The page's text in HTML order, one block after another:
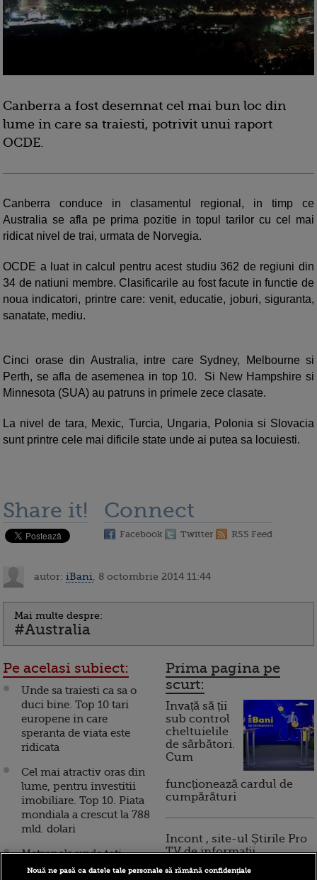
Canberra a fost desemnat cel mai bun loc din
lume in care sa traiesti, potrivit unui raport
OCDE.
Canberra conduce in clasamentul regional, in timp ce
Australia se afla pe prima pozitie in topul tarilor cu cel mai
ridicat nivel de trai, urmata de Norvegia.
OCDE a luat in calcul pentru acest studiu 362 de regiuni din
34 de natiuni membre. Clasificarile au fost facute in functie de
noua indicatori, printre care: venit, educatie, joburi, siguranta,
sanatate, mediu.
Cinci orase din Australia, intre care Sydney, Melbourne si
Perth, se afla de asemenea in top 10. Si New Hampshire si
Minnesota (SUA) au patruns in primele zece clasate.
La nivel de tara, Mexic, Turcia, Ungaria, Polonia si Slovacia
sunt printre cele mai dificile state unde ai putea sa locuiesti.
Share it! Connect
Facebook Twitter RSS Feed
autor: iBani , 8 octombrie 2014 11:44
Mai multe despre:
#Australia
Pe acelasi subiect:
Unde sa traiesti ca sa o
duci bine. Top 10 tari
europene in care
speranta de viata este
ridicata
Cel mai atractiv oras din
lume, pentru investitii
imobiliare. Top 10. Piata
mondiala a crescut la 788
mld. dolari
Metropola unde toti
viseaza sa lucreze. Topul
Prima pagina pe
scurt:
Invață să ții
sub control
cheltuielile
de sărbători.
Cum
funcționează cardul de
cumpărături
Incont , site-ul Știrile Pro
TV de informații
economice și educație
financiară, a devenit iBani
Nouă ne pasă ca datele tale personale să rămână confidențiale